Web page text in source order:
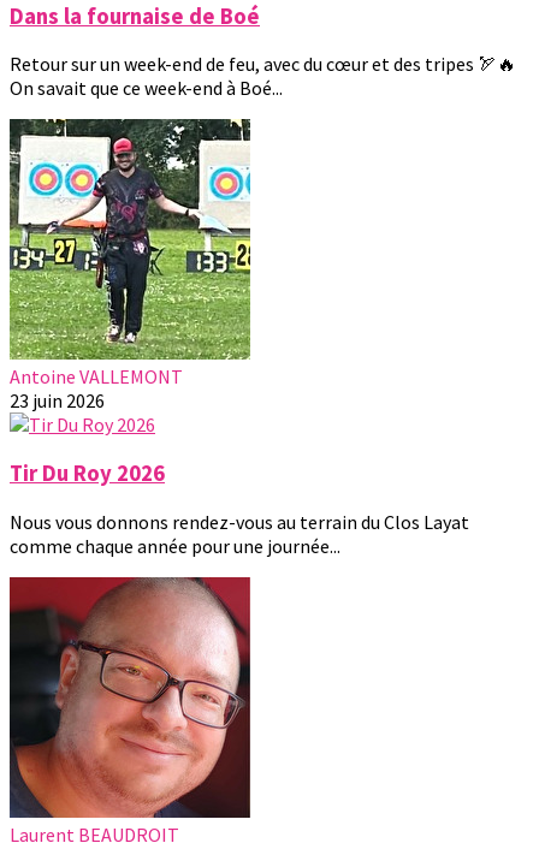
Dans la fournaise de Boé
Retour sur un week-end de feu, avec du cœur et des tripes 🏹🔥
On savait que ce week-end à Boé...
Antoine VALLEMONT
23 juin 2026
Tir Du Roy 2026
Nous vous donnons rendez-vous au terrain du Clos Layat
comme chaque année pour une journée...
Laurent BEAUDROIT